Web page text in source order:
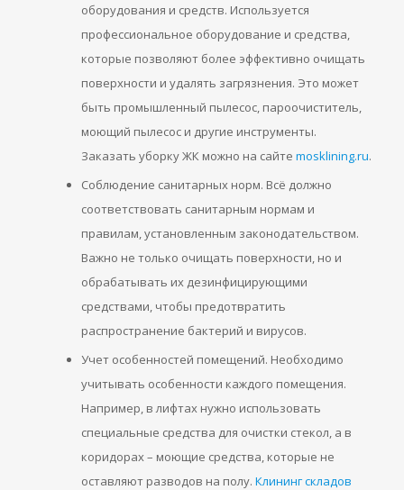
оборудования и средств. Используется
профессиональное оборудование и средства,
которые позволяют более эффективно очищать
поверхности и удалять загрязнения. Это может
быть промышленный пылесос, пароочиститель,
моющий пылесос и другие инструменты.
Заказать уборку ЖК можно на сайте mosklining.ru.
Соблюдение санитарных норм. Всё должно
соответствовать санитарным нормам и
правилам, установленным законодательством.
Важно не только очищать поверхности, но и
обрабатывать их дезинфицирующими
средствами, чтобы предотвратить
распространение бактерий и вирусов.
Учет особенностей помещений. Необходимо
учитывать особенности каждого помещения.
Например, в лифтах нужно использовать
специальные средства для очистки стекол, а в
коридорах – моющие средства, которые не
оставляют разводов на полу. Клининг складов